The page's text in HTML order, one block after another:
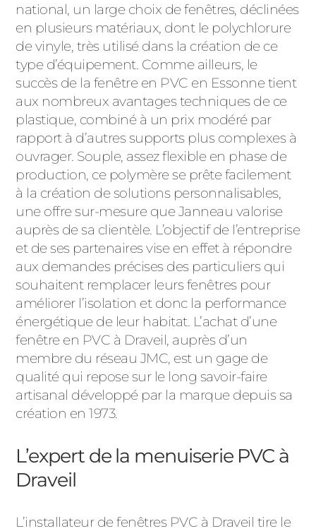
national, un large choix de fenêtres, déclinées
en plusieurs matériaux, dont le polychlorure
de vinyle, très utilisé dans la création de ce
type d’équipement. Comme ailleurs, le
succès de la fenêtre en PVC en Essonne tient
aux nombreux avantages techniques de ce
plastique, combiné à un prix modéré par
rapport à d’autres supports plus complexes à
ouvrager. Souple, assez flexible en phase de
production, ce polymère se prête facilement
à la création de solutions personnalisables,
une offre sur-mesure que Janneau valorise
auprès de sa clientèle. L’objectif de l’entreprise
et de ses partenaires vise en effet à répondre
aux demandes précises des particuliers qui
souhaitent remplacer leurs fenêtres pour
améliorer l’isolation et donc la performance
énergétique de leur habitat. L’achat d’une
fenêtre en PVC à Draveil, auprès d’un
membre du réseau JMC, est un gage de
qualité qui repose sur le long savoir-faire
artisanal développé par la marque depuis sa
création en 1973.
L’expert de la menuiserie PVC à
Draveil
L’installateur de fenêtres PVC à Draveil tire le
ACIER